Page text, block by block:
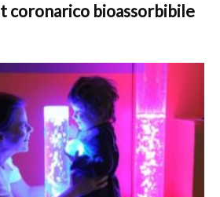
coronarico bioassorbibile